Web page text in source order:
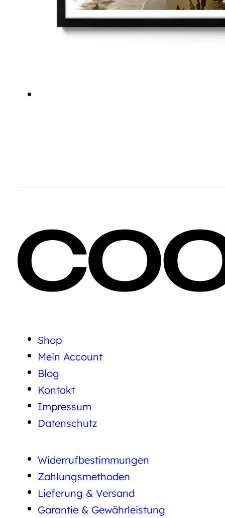
Shop
Mein Account
Blog
Kontakt
Impressum
Datenschutz
Widerrufbestimmungen
Zahlungsmethoden
Lieferung & Versand
Garantie & Gewährleistung